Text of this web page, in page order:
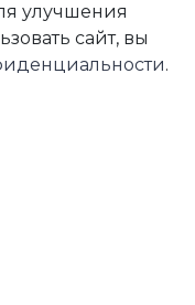
улучшения
сайт, вы
.